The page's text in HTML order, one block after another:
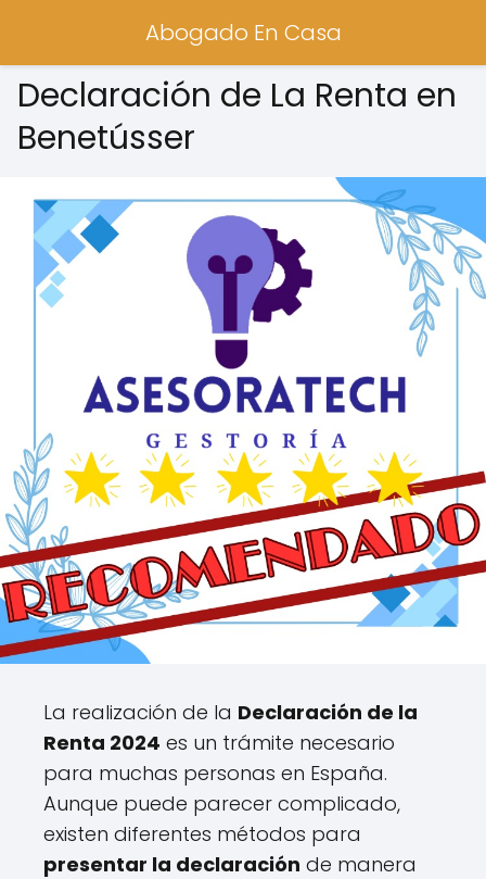
Abogado En Casa
Declaración de La Renta en
Benetússer
La realización de la Declaración de la
Renta 2024 es un trámite necesario
para muchas personas en España.
Aunque puede parecer complicado,
existen diferentes métodos para
presentar la declaración de manera